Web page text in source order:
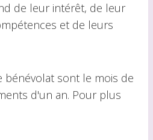
de leur intérêt, de leur
et de leurs
bénévolat sont le mois de
d'un an. Pour plus